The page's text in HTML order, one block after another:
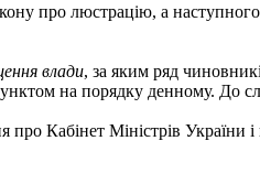
про люстрацію, а
влади, за яким ряд
на порядку денному. До
про Кабінет Міністрів